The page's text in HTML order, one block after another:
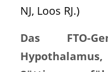
NJ, Loos RJ.)
Das FTO-